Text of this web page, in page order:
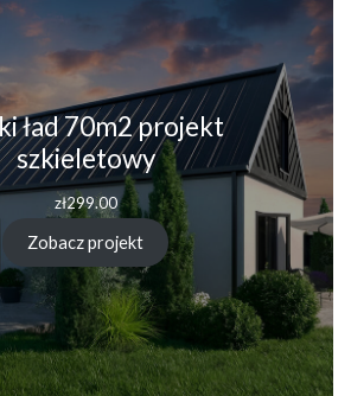
ład 70m2 projekt
szkieletowy
zł299.00
Zobacz projekt